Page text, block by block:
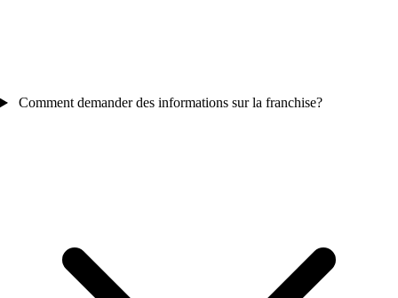
Comment demander des informations sur la franchise?